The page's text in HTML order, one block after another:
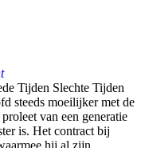
Tijden Slechte Tijden
steeds moeilijker met de
van een generatie
is. Het contract bij
hij al zijn